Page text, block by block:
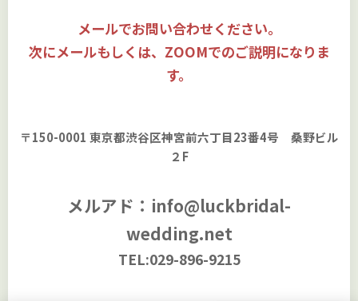
メールでお問い合わせください。
次にメールもしくは、ZOOMでのご説明になりま
す。
〒150-0001 東京都渋谷区神宮前六丁目23番4号 桑野ビル
２F
メルアド：info@luckbridal-
wedding.net
TEL:029-896-9215